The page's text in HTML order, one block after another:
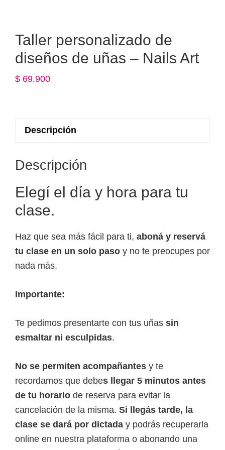
Taller personalizado de
diseños de uñas – Nails Art
$ 69.900
Descripción
Descripción
Elegí el día y hora para tu
clase.
Haz que sea más fácil para ti, aboná y reservá
tu clase en un solo paso y no te preocupes por
nada más.
Importante:
Te pedimos presentarte con tus uñas sin
esmaltar ni esculpidas.
No se permiten acompañantes y te
recordamos que debes llegar 5 minutos antes
de tu horario de reserva para evitar la
cancelación de la misma. Si llegás tarde, la
clase se dará por dictada y podrás recuperarla
online en nuestra plataforma o abonando una